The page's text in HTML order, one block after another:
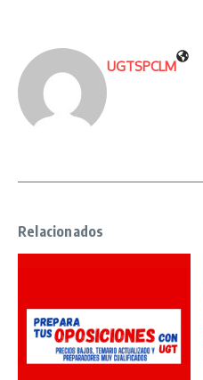
UGTSPCLM
Relacionados